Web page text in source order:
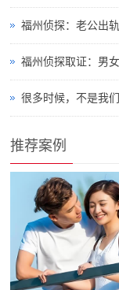
福州侦探：老公出
福州侦探取证：男
很多时候，不是我
推荐案例